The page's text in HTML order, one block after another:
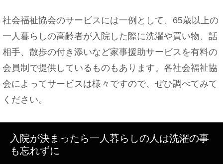
社会福祉協会のサービスには一例として、65歳以上の
一人暮らしの高齢者が入院した際に洗濯や買い物、話
相手、散歩の付き添いなど家事援助サービスを有料の
会員制で提供しているものもあります。各社会福祉協
会によってサービスは様々ですので、ぜひ調べてみて
ください。
入院が決まったら一人暮らしの人は洗濯の事
も忘れずに